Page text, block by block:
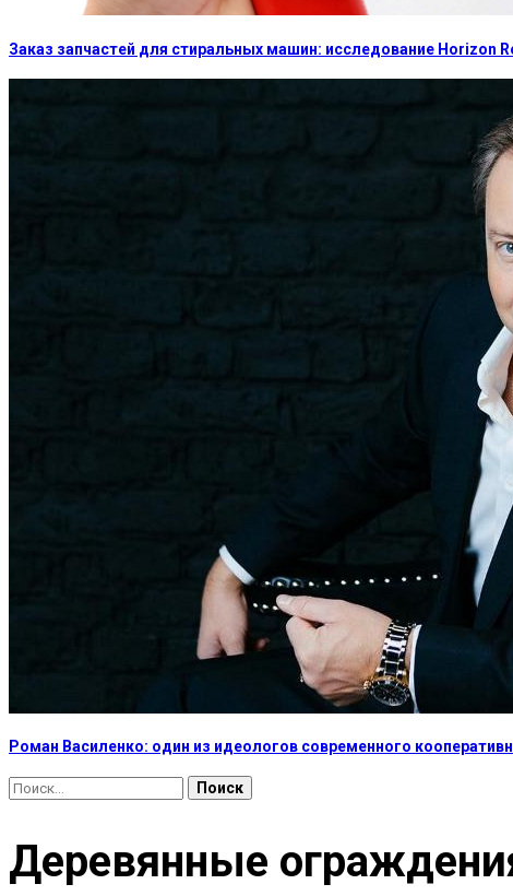
Заказ запчастей для стиральных машин: исследование Horizon
Роман Василенко: один из идеологов современного
Найти:
Деревянные